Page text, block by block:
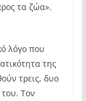
τα ζώα».
λόγο που
της
τρεις, δυο
Τον